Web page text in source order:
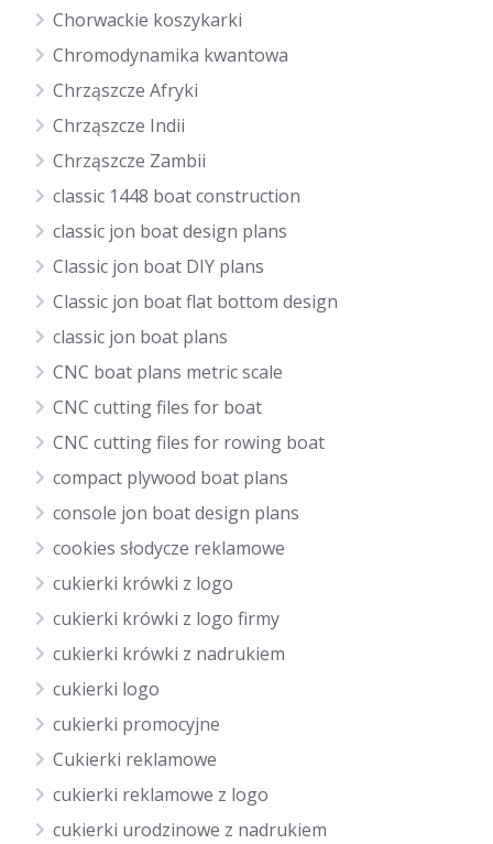
Chorwackie koszykarki
Chromodynamika kwantowa
Chrząszcze Afryki
Chrząszcze Indii
Chrząszcze Zambii
classic 1448 boat construction
classic jon boat design plans
Classic jon boat DIY plans
Classic jon boat flat bottom design
classic jon boat plans
CNC boat plans metric scale
CNC cutting files for boat
CNC cutting files for rowing boat
compact plywood boat plans
console jon boat design plans
cookies słodycze reklamowe
cukierki krówki z logo
cukierki krówki z logo firmy
cukierki krówki z nadrukiem
cukierki logo
cukierki promocyjne
Cukierki reklamowe
cukierki reklamowe z logo
cukierki urodzinowe z nadrukiem